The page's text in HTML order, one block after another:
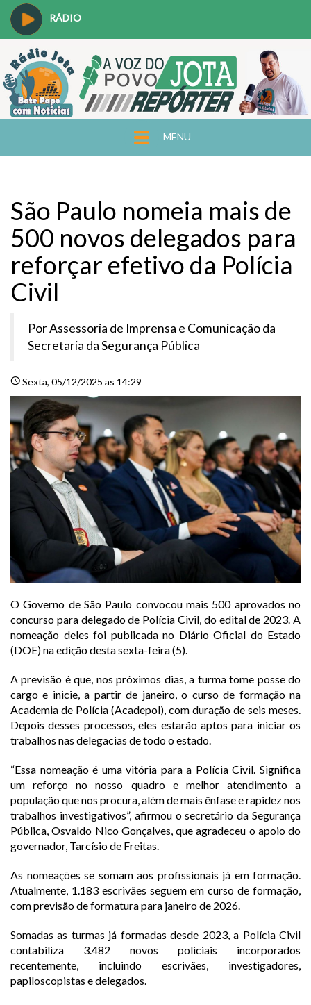
RÁDIO
MENU
São Paulo nomeia mais de
500 novos delegados para
reforçar efetivo da Polícia
Civil
Por Assessoria de Imprensa e Comunicação da
Secretaria da Segurança Pública
scheduleSexta, 05/12/2025 as 14:29
O Governo de São Paulo convocou mais 500 aprovados no
concurso para delegado de Polícia Civil, do edital de 2023. A
nomeação deles foi publicada no Diário Oficial do Estado
(DOE) na edição desta sexta-feira (5).
A previsão é que, nos próximos dias, a turma tome posse do
cargo e inicie, a partir de janeiro, o curso de formação na
Academia de Polícia (Acadepol), com duração de seis meses.
Depois desses processos, eles estarão aptos para iniciar os
trabalhos nas delegacias de todo o estado.
“Essa nomeação é uma vitória para a Polícia Civil. Significa
um reforço no nosso quadro e melhor atendimento a
população que nos procura, além de mais ênfase e rapidez nos
trabalhos investigativos”, afirmou o secretário da Segurança
Pública, Osvaldo Nico Gonçalves, que agradeceu o apoio do
governador, Tarcísio de Freitas.
As nomeações se somam aos profissionais já em formação.
Atualmente, 1.183 escrivães seguem em curso de formação,
com previsão de formatura para janeiro de 2026.
Somadas as turmas já formadas desde 2023, a Polícia Civil
contabiliza 3.482 novos policiais incorporados
recentemente, incluindo escrivães, investigadores,
papiloscopistas e delegados.